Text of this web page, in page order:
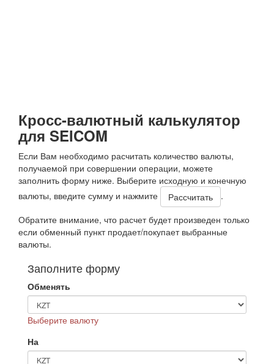
Кросс-валютный калькулятор
для SEICOM
Если Вам необходимо расчитать количество валюты,
получаемой при совершении операции, можете
заполнить форму ниже. Выберите исходную и конечную
валюты, введите сумму и нажмите
.
Обратите внимание, что расчет будет произведен только
если обменный пункт продает/покупает выбранные
валюты.
Заполните форму
Обменять
Выберите валюту
На